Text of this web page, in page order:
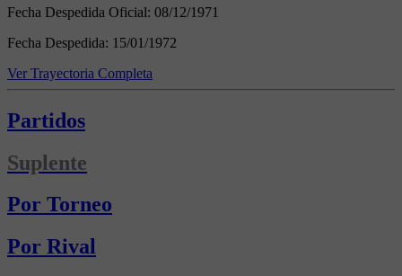
Fecha Despedida Oficial: 08/12/1971
Fecha Despedida: 15/01/1972
Ver Trayectoria Completa
Partidos
Suplente
Por Torneo
Por Rival